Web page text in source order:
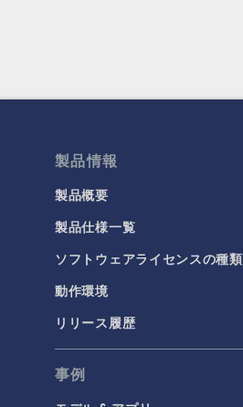
製品情報
製品概要
製品仕様一覧
ソフトウェアライセンスの種類
動作環境
リリース履歴
事例